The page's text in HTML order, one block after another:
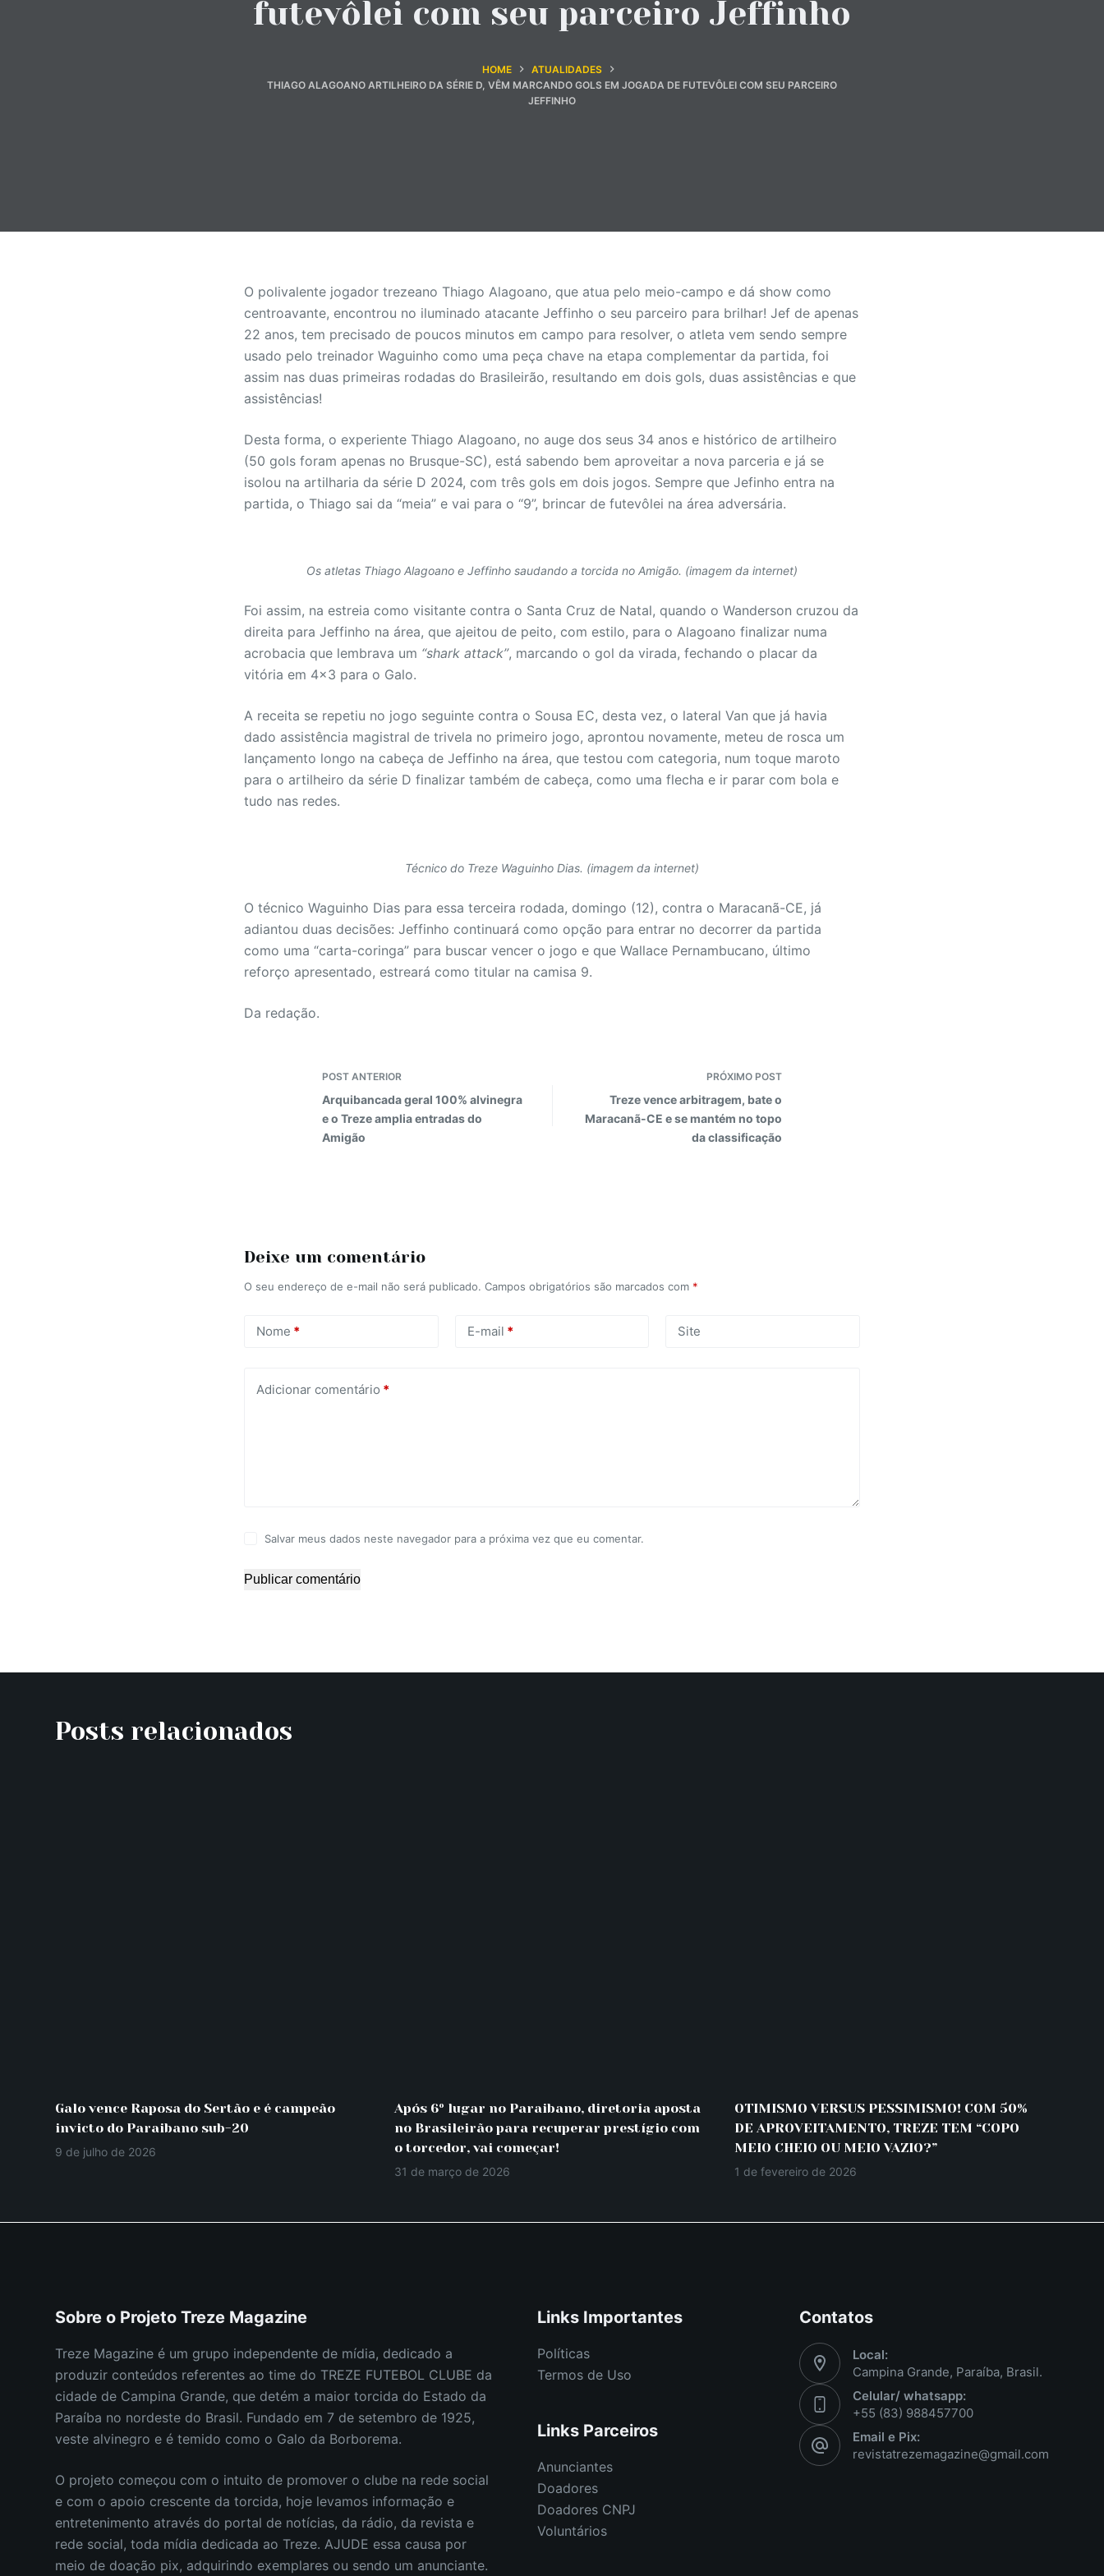
futevôlei com seu parceiro Jeffinho
HOME
ATUALIDADES
THIAGO ALAGOANO ARTILHEIRO DA SÉRIE D, VÊM MARCANDO GOLS EM JOGADA DE FUTEVÔLEI COM SEU PARCEIRO
JEFFINHO
O polivalente jogador trezeano Thiago Alagoano, que atua pelo meio-campo e dá show como
centroavante, encontrou no iluminado atacante Jeffinho o seu parceiro para brilhar! Jef de apenas
22 anos, tem precisado de poucos minutos em campo para resolver, o atleta vem sendo sempre
usado pelo treinador Waguinho como uma peça chave na etapa complementar da partida, foi
assim nas duas primeiras rodadas do Brasileirão, resultando em dois gols, duas assistências e que
assistências!
Desta forma, o experiente Thiago Alagoano, no auge dos seus 34 anos e histórico de artilheiro
(50 gols foram apenas no Brusque-SC), está sabendo bem aproveitar a nova parceria e já se
isolou na artilharia da série D 2024, com três gols em dois jogos. Sempre que Jefinho entra na
partida, o Thiago sai da “meia” e vai para o “9”, brincar de futevôlei na área adversária.
Os atletas Thiago Alagoano e Jeffinho saudando a torcida no Amigão. (imagem da internet)
Foi assim, na estreia como visitante contra o Santa Cruz de Natal, quando o Wanderson cruzou da
direita para Jeffinho na área, que ajeitou de peito, com estilo, para o Alagoano finalizar numa
acrobacia que lembrava um “shark attack”, marcando o gol da virada, fechando o placar da
vitória em 4×3 para o Galo.
A receita se repetiu no jogo seguinte contra o Sousa EC, desta vez, o lateral Van que já havia
dado assistência magistral de trivela no primeiro jogo, aprontou novamente, meteu de rosca um
lançamento longo na cabeça de Jeffinho na área, que testou com categoria, num toque maroto
para o artilheiro da série D finalizar também de cabeça, como uma flecha e ir parar com bola e
tudo nas redes.
Técnico do Treze Waguinho Dias. (imagem da internet)
O técnico Waguinho Dias para essa terceira rodada, domingo (12), contra o Maracanã-CE, já
adiantou duas decisões: Jeffinho continuará como opção para entrar no decorrer da partida
como uma “carta-coringa” para buscar vencer o jogo e que Wallace Pernambucano, último
reforço apresentado, estreará como titular na camisa 9.
Da redação.
POST ANTERIOR
Arquibancada geral 100% alvinegra
e o Treze amplia entradas do
Amigão
PRÓXIMO POST
Treze vence arbitragem, bate o
Maracanã-CE e se mantém no topo
da classificação
Deixe um comentário
O seu endereço de e-mail não será publicado. Campos obrigatórios são marcados com *
Nome * E-mail * Site
Adicionar comentário *
Salvar meus dados neste navegador para a próxima vez que eu comentar.
Publicar comentário
Posts relacionados
Galo vence Raposa do Sertão e é campeão
invicto do Paraibano sub-20
9 de julho de 2026
Após 6º lugar no Paraibano, diretoria aposta
no Brasileirão para recuperar prestígio com
o torcedor, vai começar!
31 de março de 2026
OTIMISMO VERSUS PESSIMISMO! COM 50%
DE APROVEITAMENTO, TREZE TEM “COPO
MEIO CHEIO OU MEIO VAZIO?”
1 de fevereiro de 2026
Sobre o Projeto Treze Magazine
Treze Magazine é um grupo independente de mídia, dedicado a
produzir conteúdos referentes ao time do TREZE FUTEBOL CLUBE da
cidade de Campina Grande, que detém a maior torcida do Estado da
Paraíba no nordeste do Brasil. Fundado em 7 de setembro de 1925,
veste alvinegro e é temido como o Galo da Borborema.
O projeto começou com o intuito de promover o clube na rede social
e com o apoio crescente da torcida, hoje levamos informação e
entretenimento através do portal de notícias, da rádio, da revista e
rede social, toda mídia dedicada ao Treze. AJUDE essa causa por
meio de doação pix, adquirindo exemplares ou sendo um anunciante.
Links Importantes
Políticas
Termos de Uso
Links Parceiros
Anunciantes
Doadores
Doadores CNPJ
Voluntários
Contatos
Local:
Campina Grande, Paraíba, Brasil.
Celular/ whatsapp:
+55 (83) 988457700
Email e Pix:
revistatrezemagazine@gmail.com